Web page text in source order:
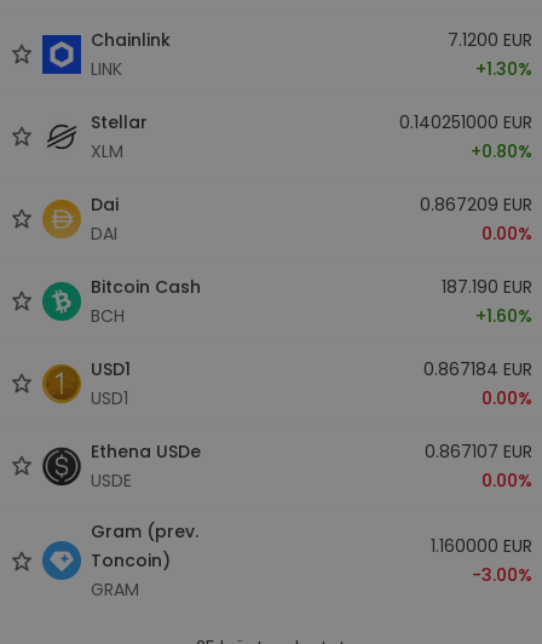
Chainlink
LINK
7.1200 EUR
+1.30%
Stellar
XLM
0.140251000 EUR
+0.80%
Dai
DAI
0.867209 EUR
0.00%
Bitcoin Cash
BCH
187.190 EUR
+1.60%
USD1
USD1
0.867184 EUR
0.00%
Ethena USDe
USDE
0.867107 EUR
0.00%
Gram (prev.
Toncoin)
GRAM
1.160000 EUR
-3.00%